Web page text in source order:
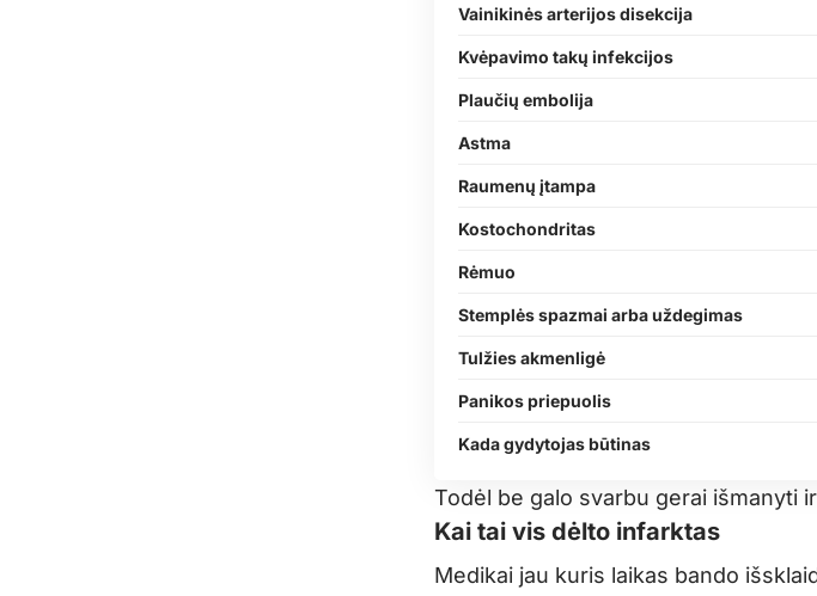
Vainikinės arterijos disekcija
Kvėpavimo takų infekcijos
Plaučių embolija
Astma
Raumenų įtampa
Kostochondritas
Rėmuo
Stemplės spazmai arba uždegimas
Tulžies akmenligė
Panikos priepuolis
Kada gydytojas būtinas
Todėl be galo svarbu gerai išmanyti
Kai tai vis dėlto infarktas
Medikai jau kuris laikas bando